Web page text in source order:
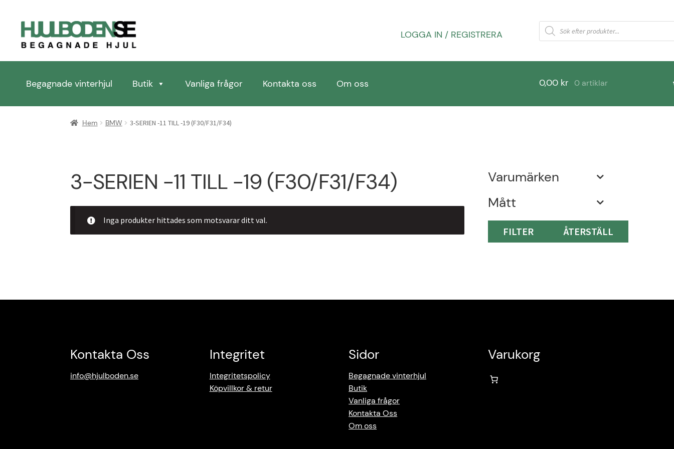
Hoppa
till
Hoppa
till
LOGGA IN / REGISTRERA
Products
search
Begagnade vinterhjul Butik Vanliga frågor Kontakta oss Om oss
Integritetspolicy Kassan Kontakta ossKöpvillkor & retur
0,00 kr 0 artiklar
Hem BMW 3-SERIEN -11 TILL -19 (F30/F31/F34)
3-SERIEN -11 TILL -19 (F30/F31/F34)
Inga produkter hittades som motsvarar ditt val.
Varumärken
Mått
FILTER ÅTERSTÄLL
Kontakta Oss
info@hjulboden.se
Integritet
Integritetspolicy
Köpvillkor & retur
Sidor
Begagnade vinterhjul
Butik
Vanliga frågor
Kontakta Oss
Om oss
Varukorg